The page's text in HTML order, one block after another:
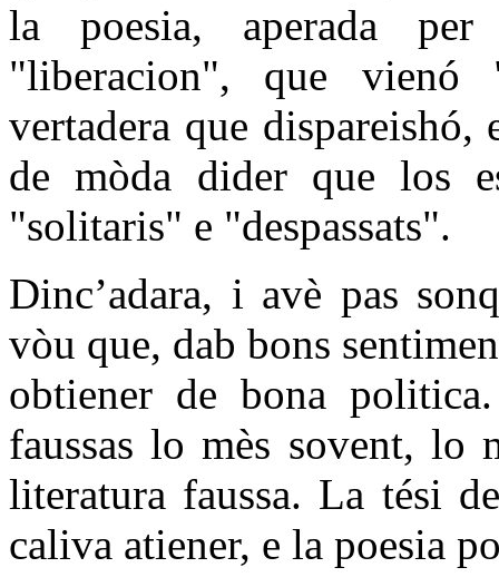
la poesia, aperada
"liberacion", que vienó
vertadera que dispareishó,
de mòda dider que los
"solitaris" e "despassats".
Dinc’adara, i avè pas
vòu que, dab bons
obtiener de bona
faussas lo mès sovent, lo
literatura faussa. La tési
caliva atiener, e la poesia